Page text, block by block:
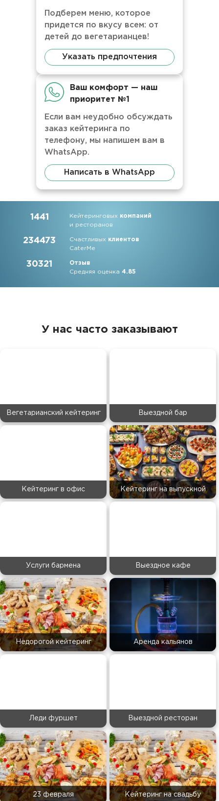
Подберем меню, которое
придется по вкусу всем: от
детей до вегетарианцев!
Указать предпочтения
Ваш комфорт — наш
приоритет №1
Если вам неудобно обсуждать
заказ кейтеринга по
телефону, мы напишем вам в
WhatsApp.
Написать в WhatsApp
1441 Кейтеринговых компаний
и ресторанов
234473 Счастливых клиентов
CaterMe
30321
Отзыв
Средняя оценка4.85
У нас часто заказывают
Вегетарианский кейтеринг Выездной бар
Кейтеринг в офис Кейтеринг на выпускной
Услуги бармена Выездное кафе
Недорогой кейтеринг Аренда кальянов
Леди фуршет Выездной ресторан
23 февраля Кейтеринг на свадьбу